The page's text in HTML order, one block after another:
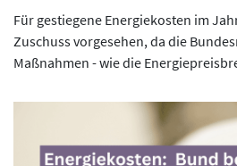
Für gestiegene Energiekosten im
Zuschuss vorgesehen, da die
Maßnahmen - wie die